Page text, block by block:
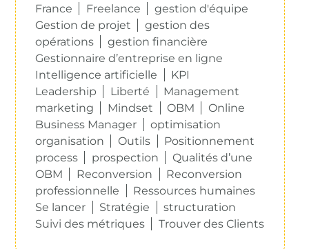
France
Freelance
gestion d'équipe
Gestion de projet
gestion des
opérations
gestion financière
Gestionnaire d’entreprise en ligne
Intelligence artificielle
KPI
Leadership
Liberté
Management
marketing
Mindset OBM
Online
Business Manager
optimisation
organisation
Outils
Positionnement
process
prospection
Qualités d’une
OBM
Reconversion
Reconversion
professionnelle
Ressources humaines
Se lancer
Stratégie
structuration
Suivi des métriques
Trouver des Clients